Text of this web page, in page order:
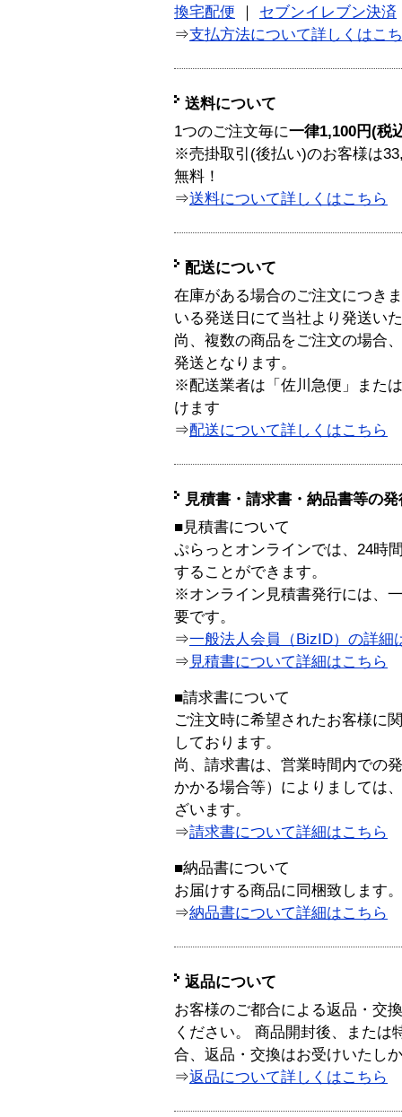
換宅配便
セブンイレブン決済
⇒支払方法について詳しくはこ
送料について
1つのご注文毎に一律1,100円(税
※売掛取引(後払い)のお客様は
無料！
⇒送料について詳しくはこちら
配送について
在庫がある場合のご注文につき
いる発送日にて当社より発送い
尚、複数の商品をご注文の場合
発送となります。
※配送業者は「佐川急便」また
けます
⇒配送について詳しくはこちら
見積書・請求書・納品書等の
■見積書について
ぷらっとオンラインでは、24時
することができます。
※オンライン見積書発行には、
要です。
⇒一般法人会員（BizID）の詳細
⇒ 見積書について詳細はこちら
■請求書について
ご注文時に希望されたお客様に
しております。
尚、請求書は、営業時間内での
かかる場合等）によりましては
ざいます。
⇒請求書について詳細はこちら
■納品書について
お届けする商品に同梱致します。
⇒納品書について詳細はこちら
返品について
お客様のご都合による返品・交
ください。 商品開封後、または
合、返品・交換はお受けいたし
⇒返品について詳しくはこちら